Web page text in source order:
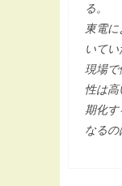
る。
東電
いて
現場で
性は
期化す
なるの